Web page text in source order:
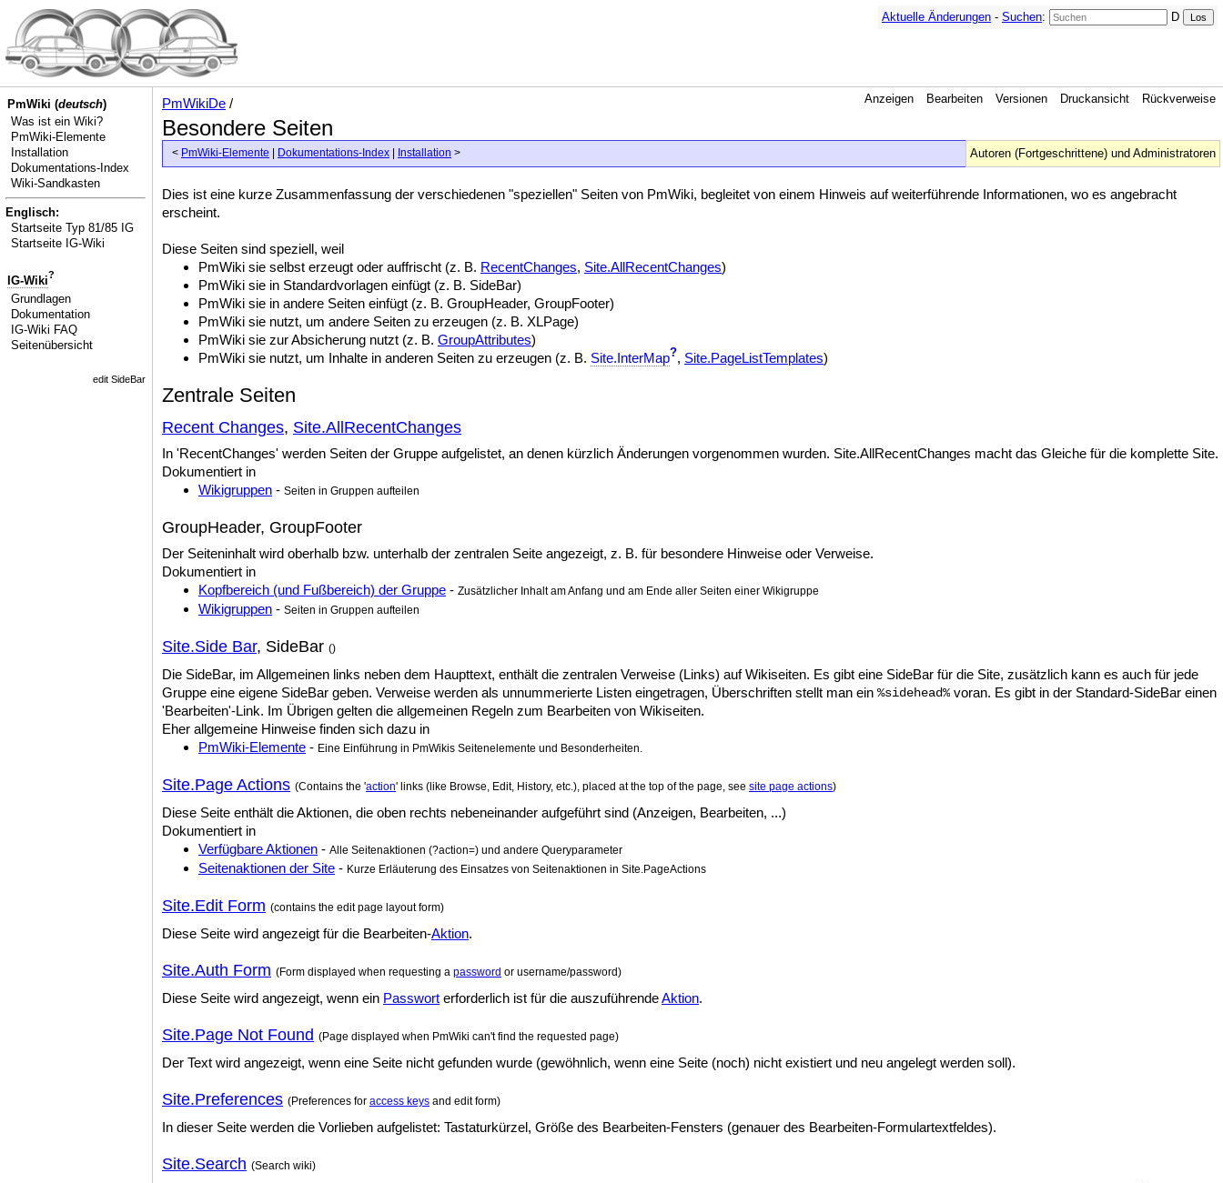
Aktuelle Änderungen- Suchen: D
PmWiki (deutsch)
Was ist ein Wiki?
PmWiki-Elemente
Installation
Dokumentations-Index
Wiki-Sandkasten
Englisch:
Startseite Typ 81/85 IG
Startseite IG-Wiki
IG-Wiki?
Grundlagen
Dokumentation
IG-Wiki FAQ
Seitenübersicht
edit SideBar
Anzeigen Bearbeiten Versionen Druckansicht Rückverweise
PmWikiDe /
Besondere Seiten
Autoren (Fortgeschrittene) und Administratoren
< PmWiki-Elemente Dokumentations-Index Installation >
Dies ist eine kurze Zusammenfassung der verschiedenen "speziellen" Seiten von PmWiki, begleitet von einem Hinweis auf weiterführende Informationen, wo es angebracht
erscheint.
Diese Seiten sind speziell, weil
PmWiki sie selbst erzeugt oder auffrischt (z. B. RecentChanges, Site.AllRecentChanges)
PmWiki sie in Standardvorlagen einfügt (z. B. SideBar)
PmWiki sie in andere Seiten einfügt (z. B. GroupHeader, GroupFooter)
PmWiki sie nutzt, um andere Seiten zu erzeugen (z. B. XLPage)
PmWiki sie zur Absicherung nutzt (z. B. GroupAttributes)
PmWiki sie nutzt, um Inhalte in anderen Seiten zu erzeugen (z. B. Site.InterMap?, Site.PageListTemplates)
Zentrale Seiten
Recent Changes, Site.AllRecentChanges
In 'RecentChanges' werden Seiten der Gruppe aufgelistet, an denen kürzlich Änderungen vorgenommen wurden. Site.AllRecentChanges macht das Gleiche für die komplette Site.
Dokumentiert in
Wikigruppen - Seiten in Gruppen aufteilen
GroupHeader, GroupFooter
Der Seiteninhalt wird oberhalb bzw. unterhalb der zentralen Seite angezeigt, z. B. für besondere Hinweise oder Verweise.
Dokumentiert in
Kopfbereich (und Fußbereich) der Gruppe - Zusätzlicher Inhalt am Anfang und am Ende aller Seiten einer Wikigruppe
Wikigruppen - Seiten in Gruppen aufteilen
Site.Side Bar, SideBar ()
Die SideBar, im Allgemeinen links neben dem Haupttext, enthält die zentralen Verweise (Links) auf Wikiseiten. Es gibt eine SideBar für die Site, zusätzlich kann es auch für jede
Gruppe eine eigene SideBar geben. Verweise werden als unnummerierte Listen eingetragen, Überschriften stellt man ein %sidehead% voran. Es gibt in der Standard-SideBar einen
'Bearbeiten'-Link. Im Übrigen gelten die allgemeinen Regeln zum Bearbeiten von Wikiseiten.
Eher allgemeine Hinweise finden sich dazu in
PmWiki-Elemente - Eine Einführung in PmWikis Seitenelemente und Besonderheiten.
Site.Page Actions (Contains the 'action' links (like Browse, Edit, History, etc.), placed at the top of the page, see site page actions)
Diese Seite enthält die Aktionen, die oben rechts nebeneinander aufgeführt sind (Anzeigen, Bearbeiten, ...)
Dokumentiert in
Verfügbare Aktionen - Alle Seitenaktionen (?action=) und andere Queryparameter
Seitenaktionen der Site - Kurze Erläuterung des Einsatzes von Seitenaktionen in Site.PageActions
Site.Edit Form (contains the edit page layout form)
Diese Seite wird angezeigt für die Bearbeiten-Aktion.
Site.Auth Form (Form displayed when requesting a password or username/password)
Diese Seite wird angezeigt, wenn ein Passwort erforderlich ist für die auszuführendeAktion.
Site.Page Not Found (Page displayed when PmWiki can't find the requested page)
Der Text wird angezeigt, wenn eine Seite nicht gefunden wurde (gewöhnlich, wenn eine Seite (noch) nicht existiert und neu angelegt werden soll).
Site.Preferences (Preferences for access keys and edit form)
In dieser Seite werden die Vorlieben aufgelistet: Tastaturkürzel, Größe des Bearbeiten-Fensters (genauer des Bearbeiten-Formulartextfeldes).
Site.Search (Search wiki)